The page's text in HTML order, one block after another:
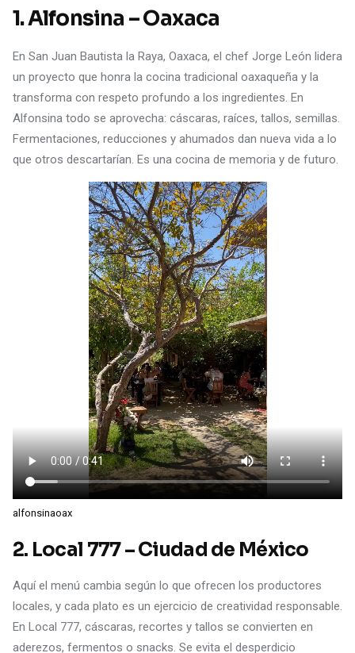
1. Alfonsina – Oaxaca
En San Juan Bautista la Raya, Oaxaca, el chef Jorge León lidera
un proyecto que honra la cocina tradicional oaxaqueña y la
transforma con respeto profundo a los ingredientes. En
Alfonsina todo se aprovecha: cáscaras, raíces, tallos, semillas.
Fermentaciones, reducciones y ahumados dan nueva vida a lo
que otros descartarían. Es una cocina de memoria y de futuro.
alfonsinaoax
2. Local 777 – Ciudad de México
Aquí el menú cambia según lo que ofrecen los productores
locales, y cada plato es un ejercicio de creatividad responsable.
En Local 777, cáscaras, recortes y tallos se convierten en
aderezos, fermentos o snacks. Se evita el desperdicio